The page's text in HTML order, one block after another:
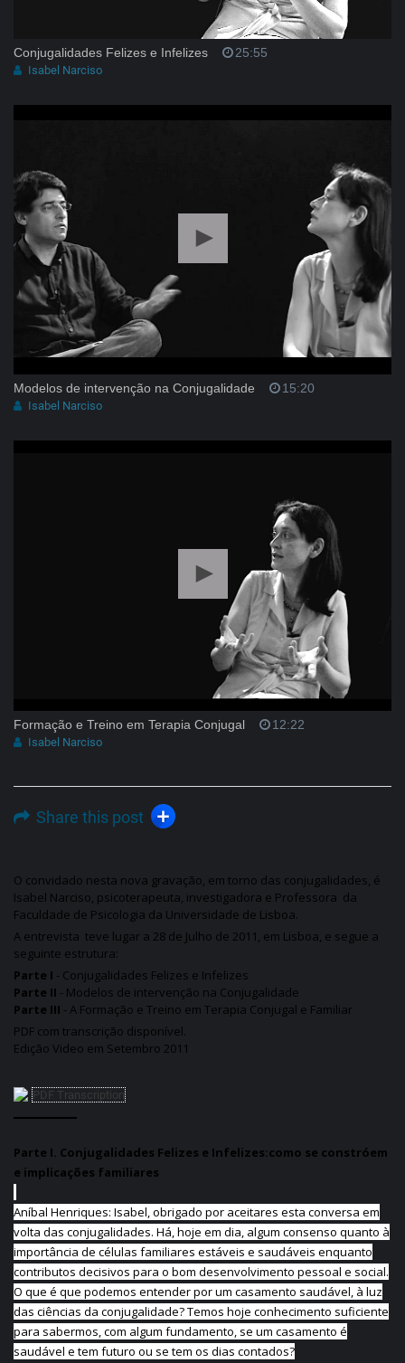
Conjugalidades Felizes e Infelizes 25:55
Isabel Narciso
Modelos de intervenção na Conjugalidade 15:20
Isabel Narciso
Formação e Treino em Terapia Conjugal 12:22
Isabel Narciso
Share this post
O convidado nesta nova gravação, em torno das conjugalidades, é
Isabel Narciso, psicoterapeuta, investigadora e Professora da
Faculdade de Psicologia da Universidade de Lisboa.
A entrevista teve lugar a 28 de Julho de 2011, em Lisboa, e segue a
seguinte estrutura:
Parte I - Conjugalidades Felizes e Infelizes
Parte II - Modelos de intervenção na Conjugalidade
Parte III - A Formação e Treino em Terapia Conjugal e Familiar
PDF com transcrição disponível.
Edição Video em Setembro 2011
PDF Transcription
Parte I. Conjugalidades Felizes e Infelizes:como se constróem
e implicações familiares
Aníbal Henriques: Isabel, obrigado por aceitares esta conversa em
volta das conjugalidades. Há, hoje em dia, algum consenso quanto à
importância de células familiares estáveis e saudáveis enquanto
contributos decisivos para o bom desenvolvimento pessoal e social.
O que é que podemos entender por um casamento saudável, à luz
das ciências da conjugalidade? Temos hoje conhecimento suficiente
para sabermos, com algum fundamento, se um casamento é
saudável e tem futuro ou se tem os dias contados?